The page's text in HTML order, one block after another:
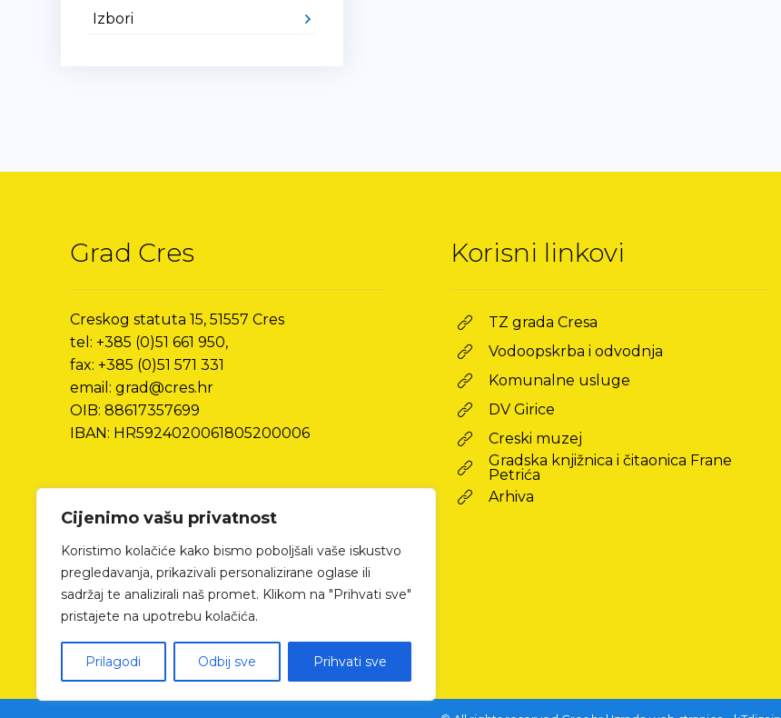
Cijenimo vašu privatnost
Koristimo kolačiće kako bismo poboljšali vaše iskustvo
pregledavanja, prikazivali personalizirane oglase ili
sadržaj te analizirali naš promet. Klikom na "Prihvati sve"
pristajete na upotrebu kolačića.
Prilagodi Odbij sve Prihvati sve
Izbori
Grad Cres
Creskog statuta 15, 51557 Cres
tel: +385 (0)51 661 950,
fax: +385 (0)51 571 331
email: grad@cres.hr
OIB: 88617357699
IBAN: HR5924020061805200006
Korisni linkovi
TZ grada Cresa
Vodoopskrba i odvodnja
Komunalne usluge
DV Girice
Creski muzej
Gradska knjižnica i čitaonica Frane
Petrića
Arhiva